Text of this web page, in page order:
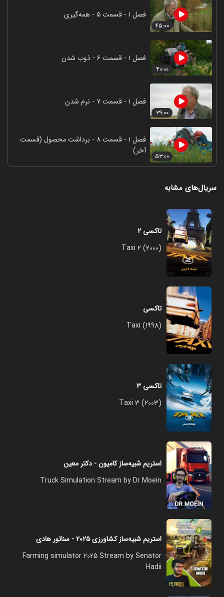
۴۵:۰۰
فصل ۱ - قسمت ۵ - همه‌گیری
۴۰:۰۰
فصل ۱ - قسمت ۶ - ذوب شدن
۳۹:۰۰
فصل ۱ - قسمت ۷ - نرم شدن
۵۳:۰۰
فصل ۱ - قسمت ۸ - برداشت محصول (قسمت
آخر)
سریال‌های مشابه
تاکسی ۲
Taxi 2 (2000)
تاکسی
Taxi (1998)
تاکسی ۳
Taxi 3 (2003)
استریم شبیه‌ساز کامیون - دکتر معین
Truck Simulation Stream by Dr Moein
استریم شبیه‌ساز کشاورزی ۲۰۲۵ - سناتور هادی
Farming simulator 2025 Stream by Senator
Hadii